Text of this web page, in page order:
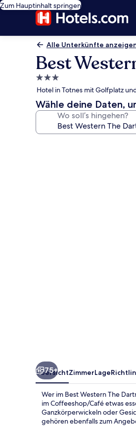
Zum Hauptinhalt springen
Alle Unterkünfte
Best
3.0-
Sterne-
Unterkunft
Hotel in Totnes mit Golfplatz
Wähle deine Daten,
Wo soll’s hingehen?
75+
ÜbersichtZimmerLage
Wer im Best Western The
im Coffeeshop/Café etwas
Ganzkörperwickeln oder
gehören ebenfalls zum